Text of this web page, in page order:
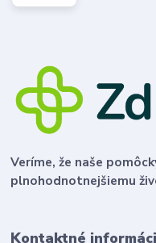
Veríme, že naše
plnohodnotnejšiemu
Kontaktné